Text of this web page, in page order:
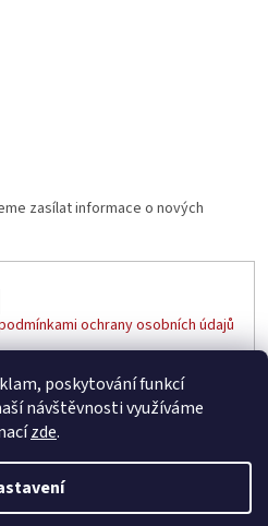
poskytování funkcí
návštěvnosti využíváme
zde.
zasílat informace o nových
ochrany osobních údajů